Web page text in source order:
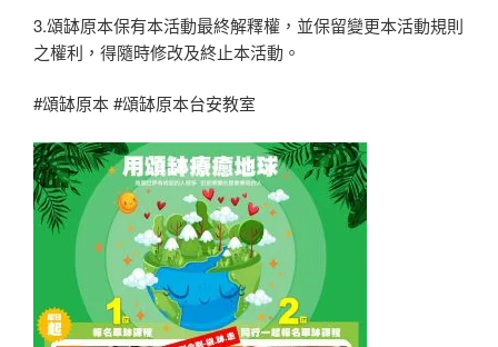
3.頌缽原本保有本活動最終解釋權，並保留變更本活動規則
之權利，得隨時修改及終止本活動。
#頌缽原本 #頌缽原本台安教室